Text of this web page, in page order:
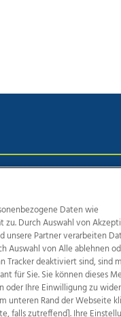
Weitere
Life Radio
Regionaljobs
Daten wie
zu. Durch Auswahl von
unsere Partner verarbeiten
Auswahl von Alle ablehnen
deaktiviert sind, sind
für Sie. Sie können dieses
oder Ihre Einwilligung zu
unteren Rand der Webseite
falls zutreffend]. Ihre